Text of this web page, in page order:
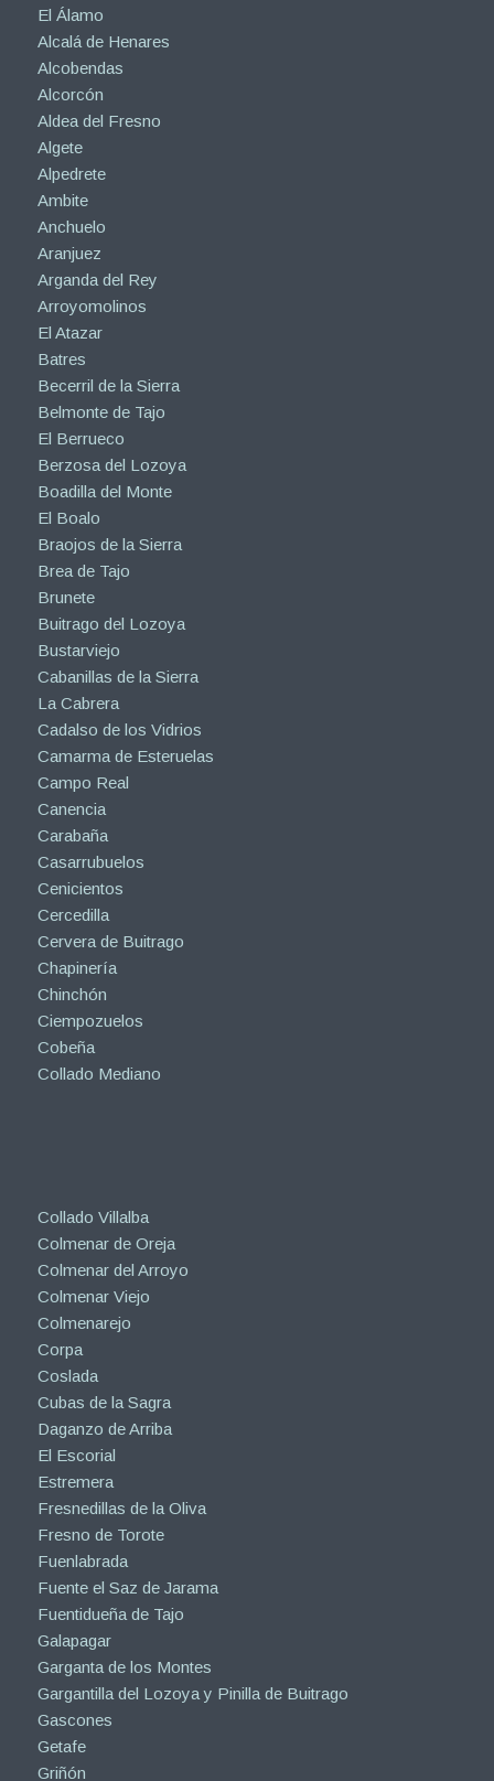
El Álamo
Alcalá de Henares
Alcobendas
Alcorcón
Aldea del Fresno
Algete
Alpedrete
Ambite
Anchuelo
Aranjuez
Arganda del Rey
Arroyomolinos
El Atazar
Batres
Becerril de la Sierra
Belmonte de Tajo
El Berrueco
Berzosa del Lozoya
Boadilla del Monte
El Boalo
Braojos de la Sierra
Brea de Tajo
Brunete
Buitrago del Lozoya
Bustarviejo
Cabanillas de la Sierra
La Cabrera
Cadalso de los Vidrios
Camarma de Esteruelas
Campo Real
Canencia
Carabaña
Casarrubuelos
Cenicientos
Cercedilla
Cervera de Buitrago
Chapinería
Chinchón
Ciempozuelos
Cobeña
Collado Mediano
Collado Villalba
Colmenar de Oreja
Colmenar del Arroyo
Colmenar Viejo
Colmenarejo
Corpa
Coslada
Cubas de la Sagra
Daganzo de Arriba
El Escorial
Estremera
Fresnedillas de la Oliva
Fresno de Torote
Fuenlabrada
Fuente el Saz de Jarama
Fuentidueña de Tajo
Galapagar
Garganta de los Montes
Gargantilla del Lozoya y Pinilla de Buitrago
Gascones
Getafe
Griñón